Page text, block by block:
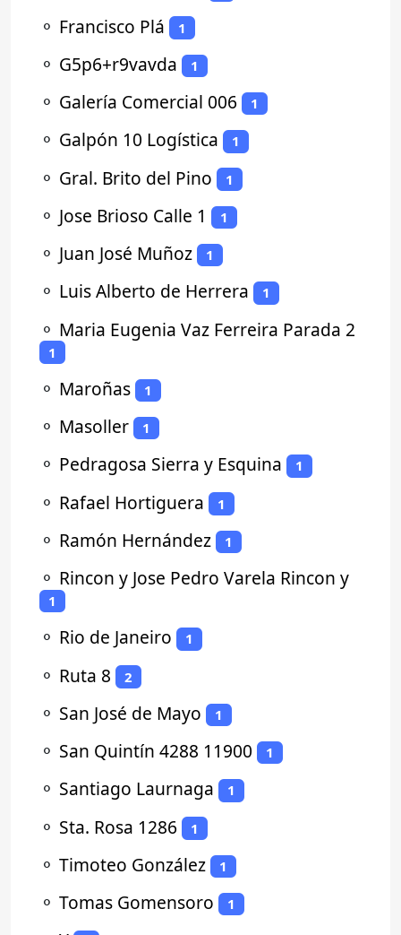
⚬ Francisco Plá 1
⚬ G5p6+r9vavda 1
⚬ Galería Comercial 006 1
⚬ Galpón 10 Logística 1
⚬ Gral. Brito del Pino 1
⚬ Jose Brioso Calle 1 1
⚬ Juan José Muñoz 1
⚬ Luis Alberto de Herrera 1
⚬ Maria Eugenia Vaz Ferreira Parada 2
1
⚬ Maroñas 1
⚬ Masoller 1
⚬ Pedragosa Sierra y Esquina 1
⚬ Rafael Hortiguera 1
⚬ Ramón Hernández 1
⚬ Rincon y Jose Pedro Varela Rincon y
1
⚬ Rio de Janeiro 1
⚬ Ruta 8 2
⚬ San José de Mayo 1
⚬ San Quintín 4288 11900 1
⚬ Santiago Laurnaga 1
⚬ Sta. Rosa 1286 1
⚬ Timoteo González 1
⚬ Tomas Gomensoro 1